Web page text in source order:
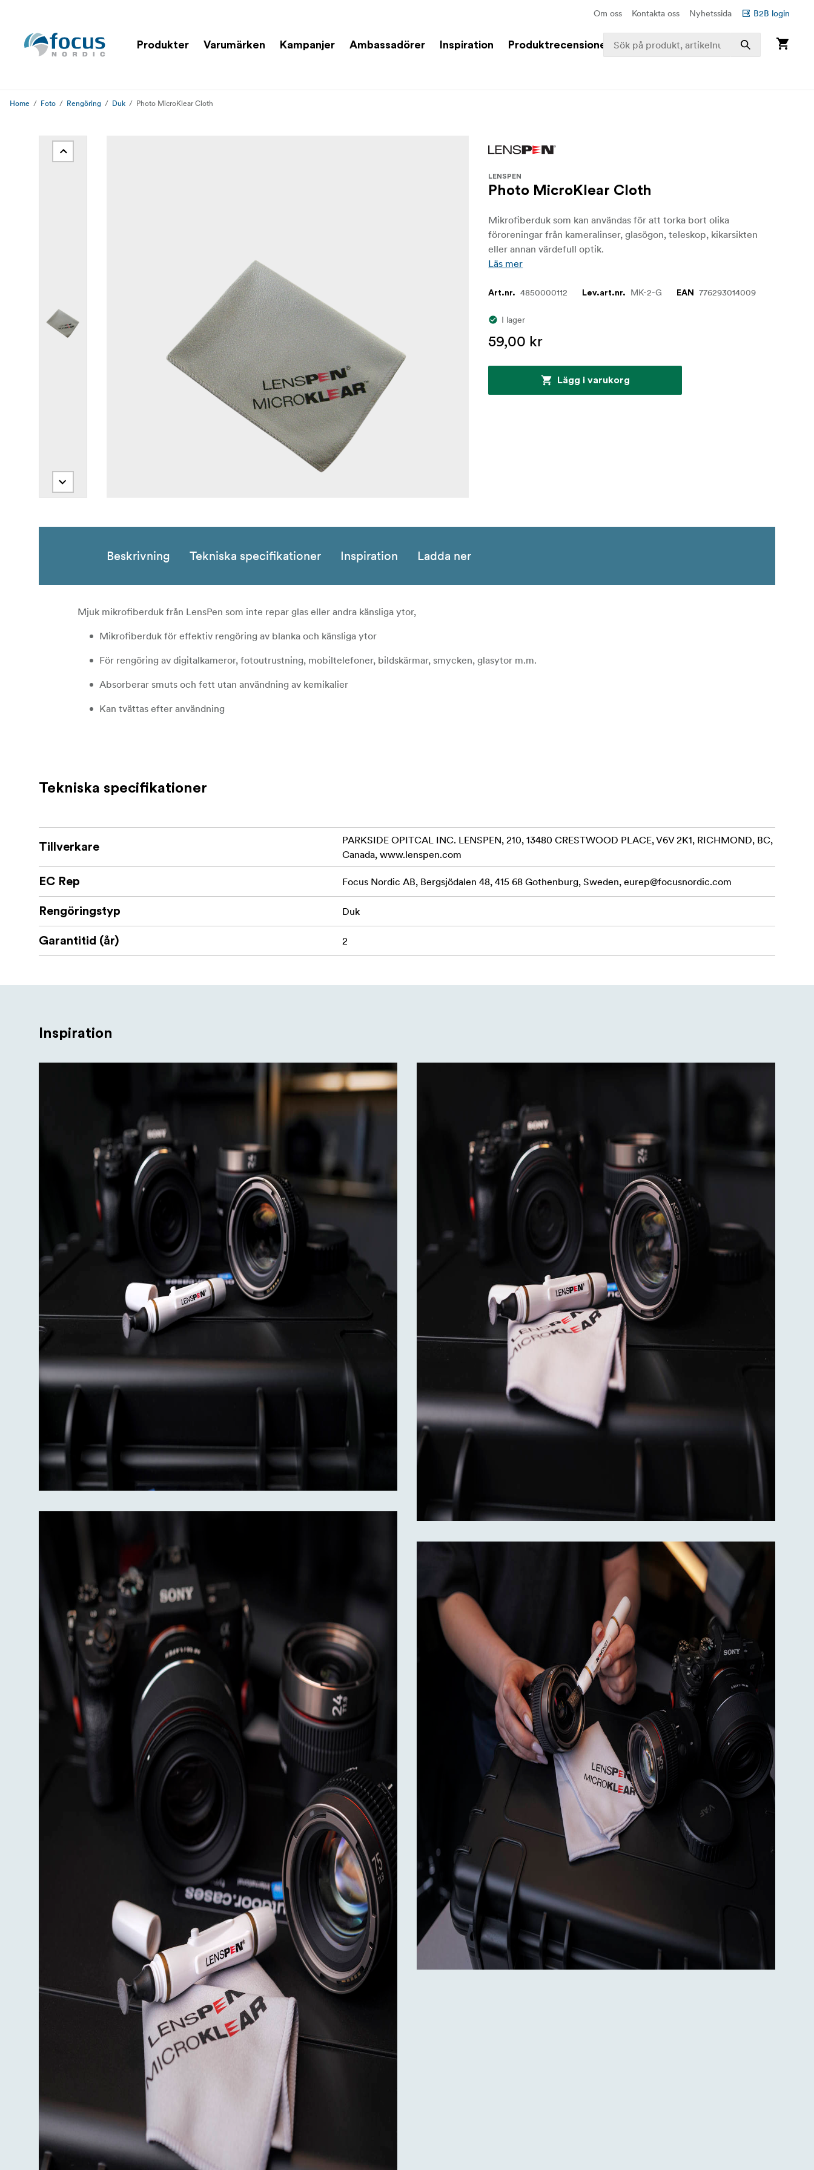
Om oss Kontakta oss Nyhetssida B2B login
Produkter Varumärken Kampanjer Ambassadörer Inspiration Produktrecensioner
Home Foto Rengöring Duk Photo MicroKlear Cloth
LENSPEN
Photo MicroKlear Cloth
Mikrofiberduk som kan användas för att torka bort olika
föroreningar från kameralinser, glasögon, teleskop, kikarsikten
eller annan värdefull optik.
Läs mer
Art.nr. 4850000112 Lev.art.nr. MK-2-G EAN 776293014009
I lager
59,00 kr
Lägg i varukorg
Beskrivning Tekniska specifikationer Inspiration Ladda ner
Mjuk mikrofiberduk från LensPen som inte repar glas eller andra känsliga ytor,
Mikrofiberduk för effektiv rengöring av blanka och känsliga ytor
För rengöring av digitalkameror, fotoutrustning, mobiltelefoner, bildskärmar, smycken, glasytor m.m.
Absorberar smuts och fett utan användning av kemikalier
Kan tvättas efter användning
Tekniska specifikationer
Tillverkare
PARKSIDE OPITCAL INC. LENSPEN, 210, 13480 CRESTWOOD PLACE, V6V 2K1, RICHMOND, BC,
Canada, www.lenspen.com
EC Rep Focus Nordic AB, Bergsjödalen 48, 415 68 Gothenburg, Sweden, eurep@focusnordic.com
Rengöringstyp Duk
Garantitid (år) 2
Inspiration